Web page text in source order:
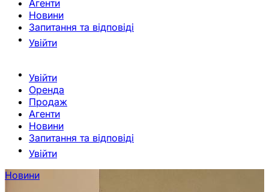
Агенти
Новини
Запитання та відповіді
Увійти
Увійти
Оренда
Продаж
Агенти
Новини
Запитання та відповіді
Увійти
Новини